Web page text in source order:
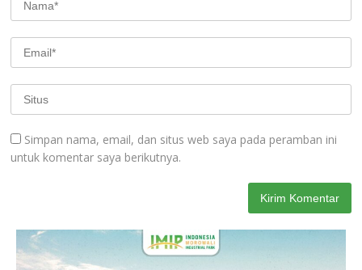
Simpan nama, email, dan situs web saya pada peramban ini
untuk komentar saya berikutnya.